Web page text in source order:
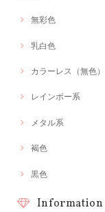
無彩色
乳白色
カラーレス（無色）
レインボー系
メタル系
褐色
黒色
Information